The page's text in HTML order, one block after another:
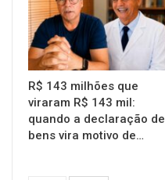
R$ 143 milhões que
viraram R$ 143 mil:
quando a declaração de
bens vira motivo de…